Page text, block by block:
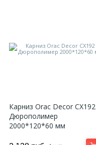
Карниз Orac Decor CX192
Дюрополимер
2000*120*60 мм